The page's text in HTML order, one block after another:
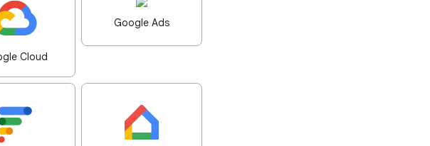
Cloud
Google Ads